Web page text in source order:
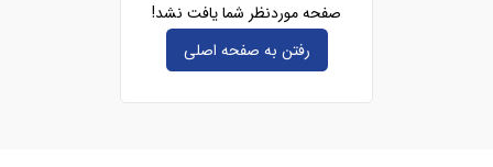
صفحه موردنظر شما یافت نشد!
رفتن به صفحه‌ اصلی